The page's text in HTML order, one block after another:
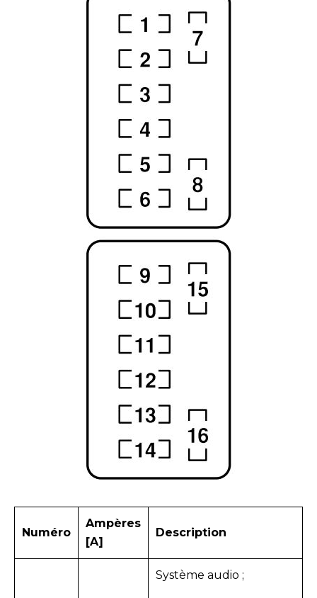
Numéro
Ampères
[A]
Description
Système audio ;